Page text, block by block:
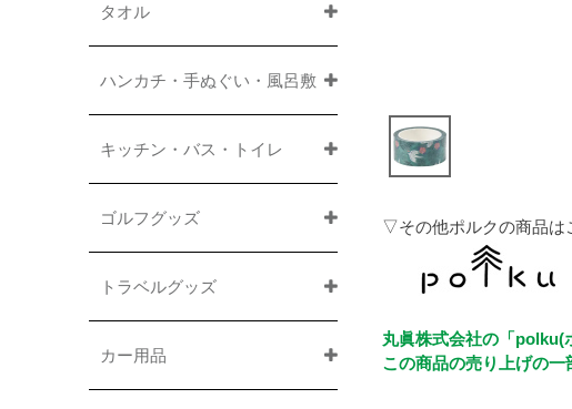
タオル
ハンカチ・手ぬぐい・風呂敷
キッチン・バス・トイレ
ゴルフグッズ
トラベルグッズ
カー用品
▽その他ポルクの商品は
丸眞株式会社の「polku(
この商品の売り上げの